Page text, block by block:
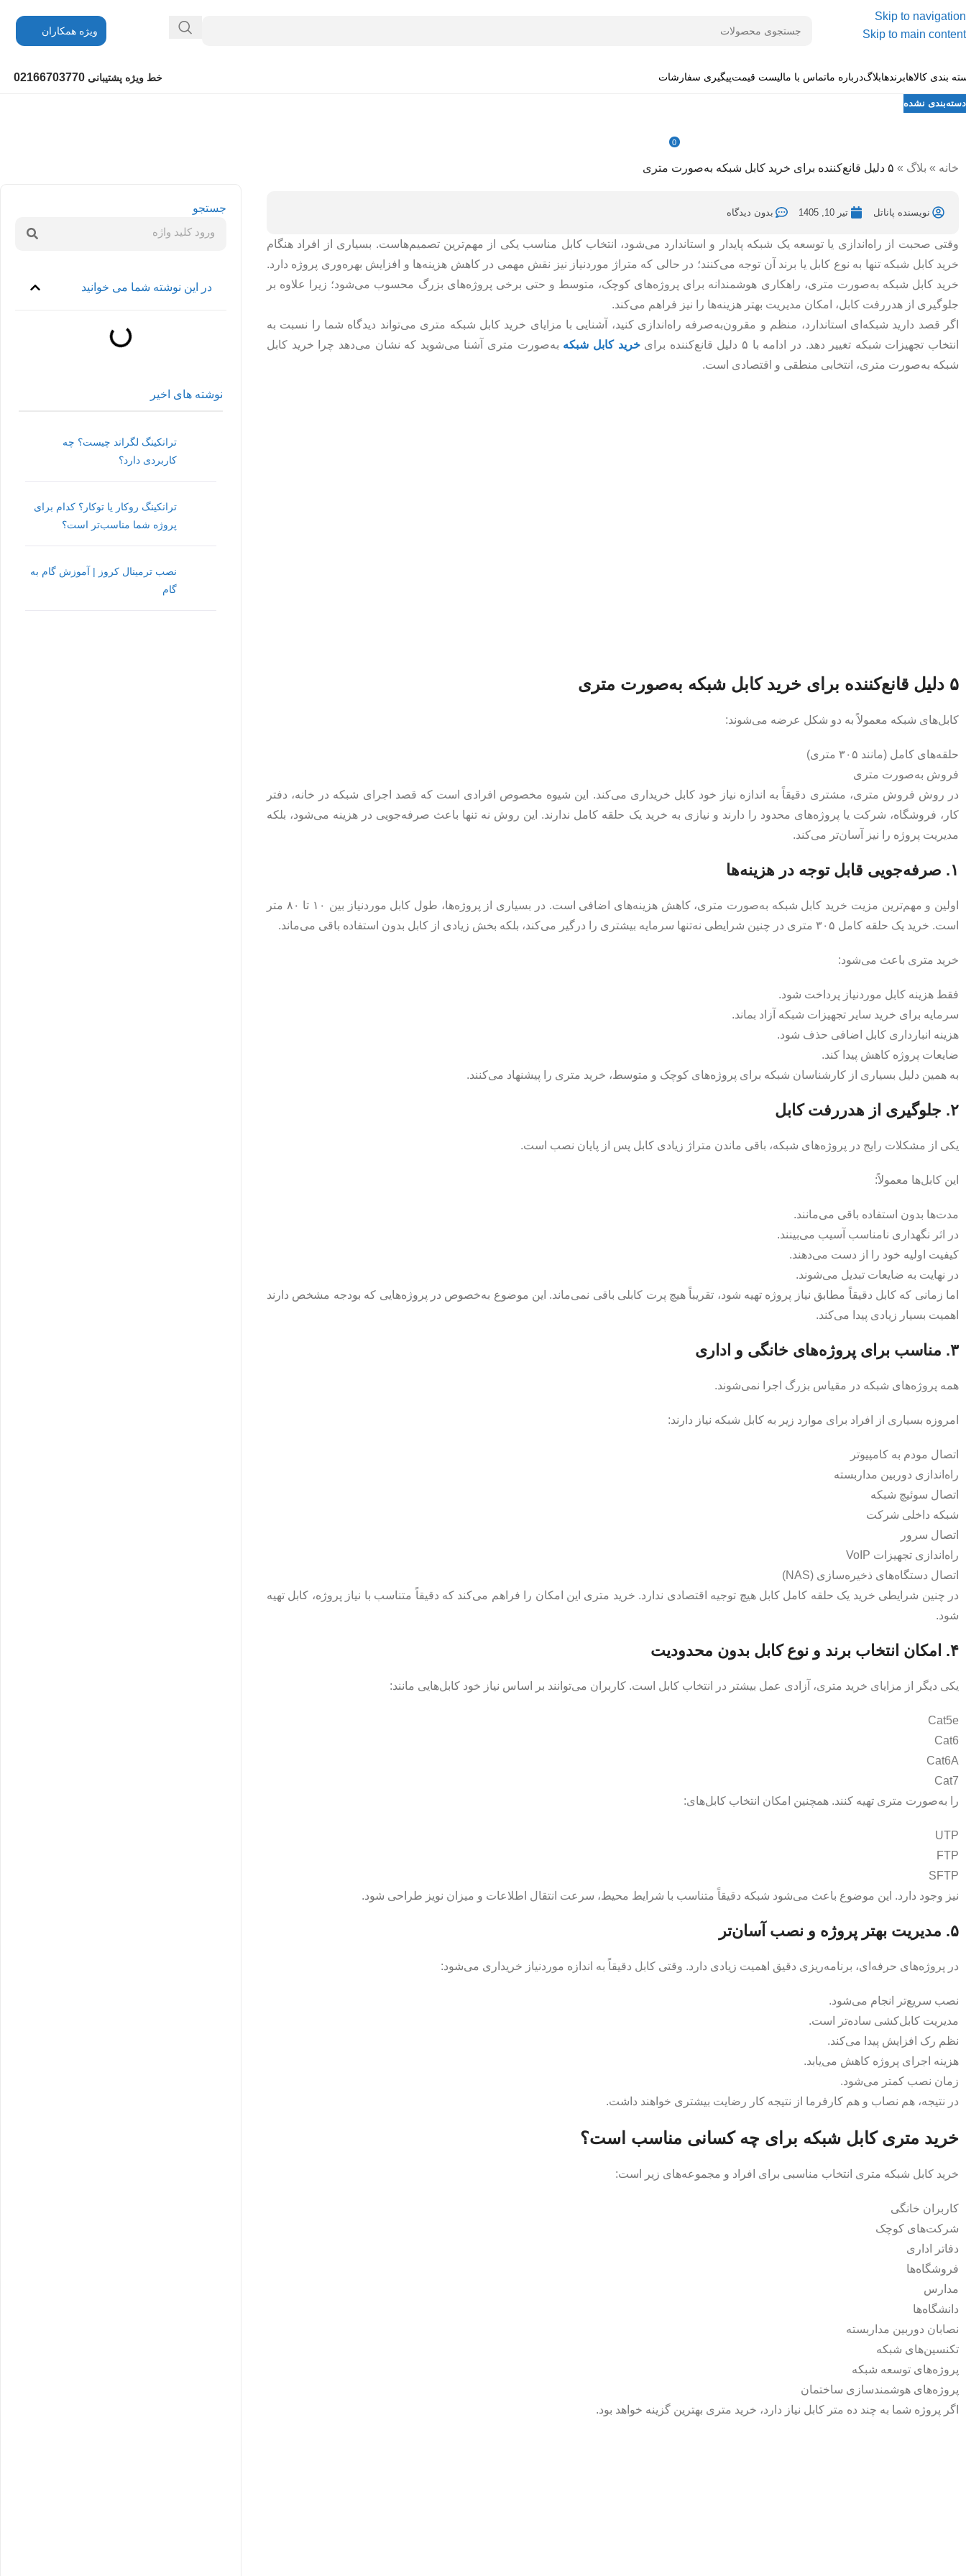
Skip to navigation
Skip to main content
ویژه همکاران
بندی کالاهابرندهابلاگدرباره ماتماس با مالیست قیمتپیگیری سفارشات خط ویژه پشتیبانی 02166703770
دسته‌بندی نشده
0
خانه » بلاگ » ۵ دلیل قانع‌کننده برای خرید کابل شبکه به‌صورت متری
نویسنده پاناتل تیر 10, 1405 بدون دیدگاه
وقتی صحبت از راه‌اندازی یا توسعه یک شبکه پایدار و استاندارد می‌شود، انتخاب کابل مناسب یکی از مهم‌ترین تصمیم‌هاست. بسیاری از افراد هنگام
خرید کابل شبکه تنها به نوع کابل یا برند آن توجه می‌کنند؛ در حالی که متراژ موردنیاز نیز نقش مهمی در کاهش هزینه‌ها و افزایش بهره‌وری پروژه دارد.
خرید کابل شبکه به‌صورت متری، راهکاری هوشمندانه برای پروژه‌های کوچک، متوسط و حتی برخی پروژه‌های بزرگ محسوب می‌شود؛ زیرا علاوه بر
جلوگیری از هدررفت کابل، امکان مدیریت بهتر هزینه‌ها را نیز فراهم می‌کند.
اگر قصد دارید شبکه‌ای استاندارد، منظم و مقرون‌به‌صرفه راه‌اندازی کنید، آشنایی با مزایای خرید کابل شبکه متری می‌تواند دیدگاه شما را نسبت به
انتخاب تجهیزات شبکه تغییر دهد. در ادامه با ۵ دلیل قانع‌کننده برای
خرید کابل شبکه به‌صورت متری آشنا می‌شوید که نشان می‌دهد چرا خرید کابل
شبکه به‌صورت متری، انتخابی منطقی و اقتصادی است.
۵ دلیل قانع‌کننده برای خرید کابل شبکه به‌صورت متری
کابل‌های شبکه معمولاً به دو شکل عرضه می‌شوند:
حلقه‌های کامل (مانند ۳۰۵ متری)
فروش به‌صورت متری
در روش فروش متری، مشتری دقیقاً به اندازه نیاز خود کابل خریداری می‌کند. این شیوه مخصوص افرادی است که قصد اجرای شبکه در خانه، دفتر
کار، فروشگاه، شرکت یا پروژه‌های محدود را دارند و نیازی به خرید یک حلقه کامل ندارند. این روش نه تنها باعث صرفه‌جویی در هزینه می‌شود، بلکه
مدیریت پروژه را نیز آسان‌تر می‌کند.
۱. صرفه‌جویی قابل توجه در هزینه‌ها
اولین و مهم‌ترین مزیت خرید کابل شبکه به‌صورت متری، کاهش هزینه‌های اضافی است. در بسیاری از پروژه‌ها، طول کابل موردنیاز بین ۱۰ تا ۸۰ متر
است. خرید یک حلقه کامل ۳۰۵ متری در چنین شرایطی نه‌تنها سرمایه بیشتری را درگیر می‌کند، بلکه بخش زیادی از کابل بدون استفاده باقی می‌ماند.
خرید متری باعث می‌شود:
فقط هزینه کابل موردنیاز پرداخت شود.
سرمایه برای خرید سایر تجهیزات شبکه آزاد بماند.
هزینه انبارداری کابل اضافی حذف شود.
ضایعات پروژه کاهش پیدا کند.
به همین دلیل بسیاری از کارشناسان شبکه برای پروژه‌های کوچک و متوسط، خرید متری را پیشنهاد می‌کنند.
۲. جلوگیری از هدررفت کابل
یکی از مشکلات رایج در پروژه‌های شبکه، باقی ماندن متراژ زیادی کابل پس از پایان نصب است.
این کابل‌ها معمولاً:
مدت‌ها بدون استفاده باقی می‌مانند.
در اثر نگهداری نامناسب آسیب می‌بینند.
کیفیت اولیه خود را از دست می‌دهند.
در نهایت به ضایعات تبدیل می‌شوند.
اما زمانی که کابل دقیقاً مطابق نیاز پروژه تهیه شود، تقریباً هیچ پرت کابلی باقی نمی‌ماند. این موضوع به‌خصوص در پروژه‌هایی که بودجه مشخص دارند
اهمیت بسیار زیادی پیدا می‌کند.
۳. مناسب برای پروژه‌های خانگی و اداری
همه پروژه‌های شبکه در مقیاس بزرگ اجرا نمی‌شوند.
امروزه بسیاری از افراد برای موارد زیر به کابل شبکه نیاز دارند:
اتصال مودم به کامپیوتر
راه‌اندازی دوربین مداربسته
اتصال سوئیچ شبکه
شبکه داخلی شرکت
اتصال سرور
راه‌اندازی تجهیزات VoIP
اتصال دستگاه‌های ذخیره‌سازی (NAS)
در چنین شرایطی خرید یک حلقه کامل کابل هیچ توجیه اقتصادی ندارد. خرید متری این امکان را فراهم می‌کند که دقیقاً متناسب با نیاز پروژه، کابل تهیه
شود.
۴. امکان انتخاب برند و نوع کابل بدون محدودیت
یکی دیگر از مزایای خرید متری، آزادی عمل بیشتر در انتخاب کابل است. کاربران می‌توانند بر اساس نیاز خود کابل‌هایی مانند:
Cat5e
Cat6
Cat6A
Cat7
را به‌صورت متری تهیه کنند. همچنین امکان انتخاب کابل‌های:
UTP
FTP
SFTP
نیز وجود دارد. این موضوع باعث می‌شود شبکه دقیقاً متناسب با شرایط محیط، سرعت انتقال اطلاعات و میزان نویز طراحی شود.
۵. مدیریت بهتر پروژه و نصب آسان‌تر
در پروژه‌های حرفه‌ای، برنامه‌ریزی دقیق اهمیت زیادی دارد. وقتی کابل دقیقاً به اندازه موردنیاز خریداری می‌شود:
نصب سریع‌تر انجام می‌شود.
مدیریت کابل‌کشی ساده‌تر است.
نظم رک افزایش پیدا می‌کند.
هزینه اجرای پروژه کاهش می‌یابد.
زمان نصب کمتر می‌شود.
در نتیجه، هم نصاب و هم کارفرما از نتیجه کار رضایت بیشتری خواهند داشت.
خرید متری کابل شبکه برای چه کسانی مناسب است؟
خرید کابل شبکه متری انتخاب مناسبی برای افراد و مجموعه‌های زیر است:
کاربران خانگی
شرکت‌های کوچک
دفاتر اداری
فروشگاه‌ها
مدارس
دانشگاه‌ها
نصابان دوربین مداربسته
تکنسین‌های شبکه
پروژه‌های توسعه شبکه
پروژه‌های هوشمندسازی ساختمان
اگر پروژه شما به چند ده متر کابل نیاز دارد، خرید متری بهترین گزینه خواهد بود.
جستجو
در این نوشته شما می خوانید
نوشته های اخیر
ترانکینگ لگراند چیست؟ چه
کاربردی دارد؟
ترانکینگ روکار یا توکار؟ کدام برای
پروژه شما مناسب‌تر است؟
نصب ترمینال کروز | آموزش گام به
گام